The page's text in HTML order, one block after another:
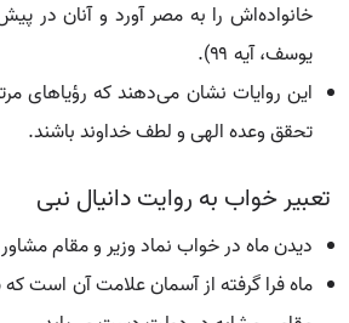
خانواده‌اش را به مصر آورد و آنان در
یوسف، آیه ۹۹).
این روایات نشان می‌دهند که رؤیاهای
تحقق وعده الهی و لطف خداوند باشند.
تعبیر خواب به روایت دانیال نبی
دیدن ماه در خواب نماد وزیر و مقام
ماه فرا گرفته از آسمان علامت آن است